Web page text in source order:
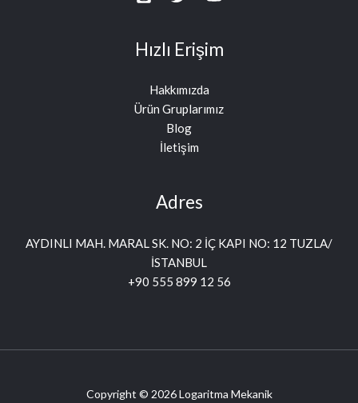
Hızlı Erişim
Hakkımızda
Ürün Gruplarımız
Blog
İletişim
Adres
AYDINLI MAH. MARAL SK. NO: 2 İÇ KAPI NO: 12 TUZLA/
İSTANBUL
+90 555 899 12 56
Copyright © 2026 Logaritma Mekanik